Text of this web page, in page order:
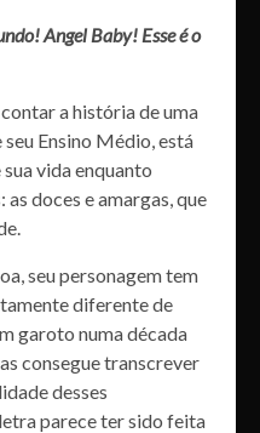
Angel Baby! Esse é o
a história de uma
Ensino Médio, está
vida enquanto
doces e amargas, que
seu personagem tem
diferente de
garoto numa década
consegue transcrever
desses
parece ter sido feita